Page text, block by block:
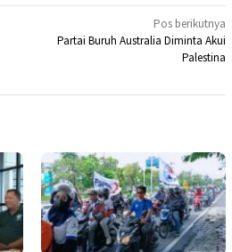
Pos berikutnya
Partai Buruh Australia Diminta Akui
Palestina